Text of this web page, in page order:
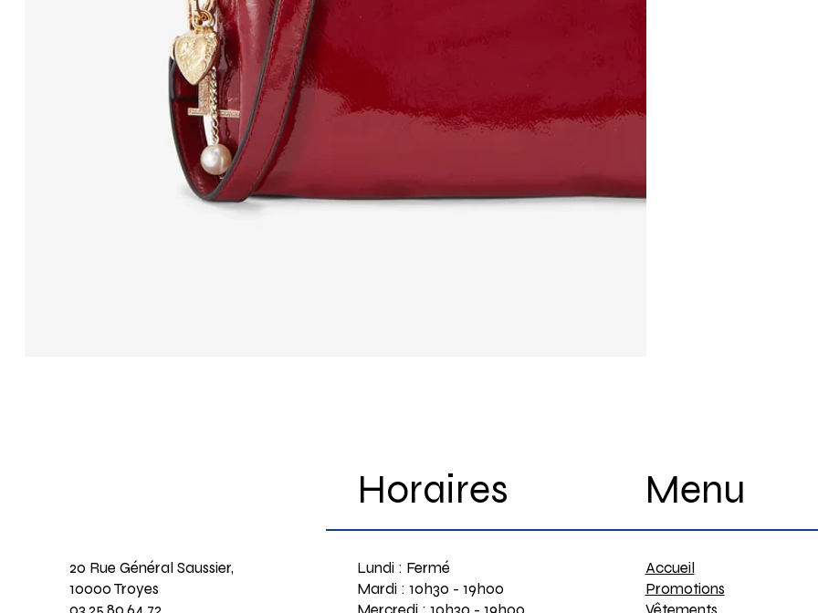
20 Rue Général Saussier,
10000 Troyes
Horaires
Lundi : Fermé
Mardi : 10h30 - 19h00
Menu
Accueil
Promotions